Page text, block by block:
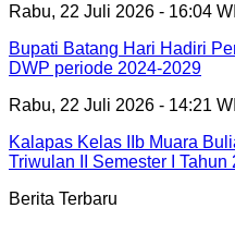
Rabu, 22 Juli 2026 - 16:04
Bupati Batang Hari Hadiri
DWP periode 2024-2029
Rabu, 22 Juli 2026 - 14:21
Kalapas Kelas IIb Muara
Triwulan II Semester I Tahun
Berita Terbaru